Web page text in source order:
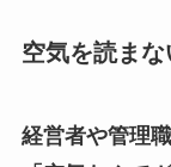
空気を読ま
経営者や管理